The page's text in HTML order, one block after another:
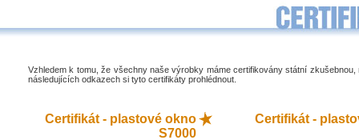
Vzhledem k tomu, že všechny naše výrobky máme certifikovány státní zkušebnou,
následujících odkazech si tyto certifikáty prohlédnout.
Certifikát - plastové okno
S7000
Certifikát -